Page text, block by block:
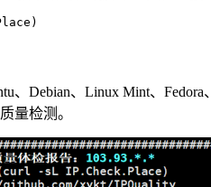
、Debian、Linux Mint、
量检测。